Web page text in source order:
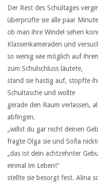
Der Rest des Schultages
überprüfte sie alle paar
ob man ihre Windel sehen
Klassenkameraden und
so wenig wie möglich auf
zum Schulschluss läutete,
stand sie hastig auf, stopfte
Schultasche und wollte
gerade den Raum verlassen,
abfingen.
„willst du gar nicht deinen
fragte Olga sie und Sofia
„das ist dein achtzehnter
einmal im Leben!“
stellte sie besorgt fest. Alina